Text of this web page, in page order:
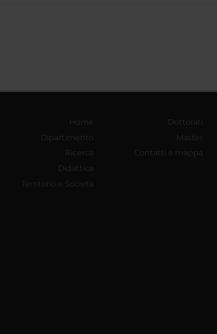
Home
Dipartimento
Ricerca
Didattica
Territorio e Società
Dottorati
Master
Contatti e mappa